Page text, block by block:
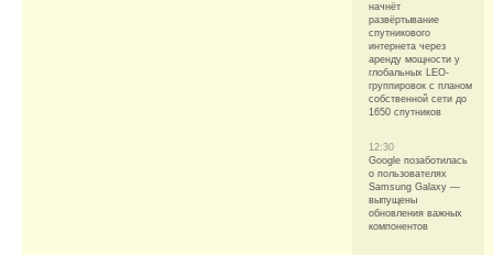
начнёт
развёртывание
спутникового
интернета через
аренду мощности у
глобальных LEO-
группировок с планом
собственной сети до
1650 спутников
12:30
Google позаботилась
о пользователях
Samsung Galaxy —
выпущены
обновления важных
компонентов